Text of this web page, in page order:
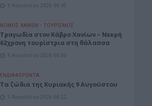
9 Αυγούστου 2026 08:45
ΝΟΜΌΣ ΧΑΝΊΩΝ • ΤΟΥΡΙΣΜΟΣ
Τραγωδία στον Κάβρο Χανίων – Νεκρή
62χρονη τουρίστρια στη θάλασσα
9 Αυγούστου 2026 08:35
ΕΝΔΙΑΦΕΡΟΝΤΑ
Τα ζώδια της Κυριακής 9 Αυγούστου
9 Αυγούστου 2026 08:22